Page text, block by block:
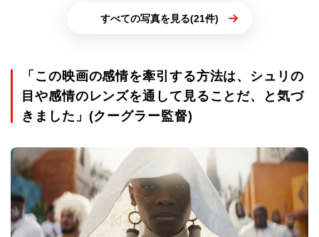
すべての写真を見る(21件)
「この映画の感情を牽引する方法は、シュリの
目や感情のレンズを通して見ることだ、と気づ
きました」(クーグラー監督)